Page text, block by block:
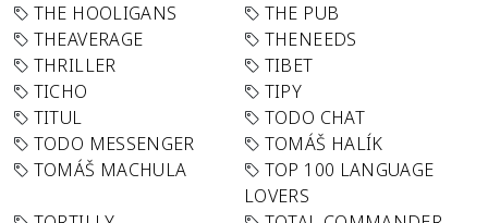
THE HOOLIGANS
THE PUB
THEAVERAGE
THENEEDS
THRILLER
TIBET
TICHO
TIPY
TITUL
TODO CHAT
TODO MESSENGER
TOMÁŠ HALÍK
TOMÁŠ MACHULA
TOP 100 LANGUAGE
LOVERS